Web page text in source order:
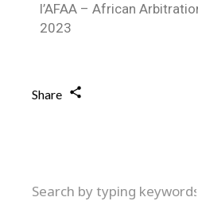
l’AFAA – African
2023
Share